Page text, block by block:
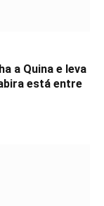
a Quina e leva
está entre